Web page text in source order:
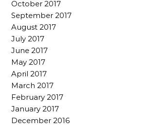
October 2017
September 2017
August 2017
July 2017
June 2017
May 2017
April 2017
March 2017
February 2017
January 2017
December 2016